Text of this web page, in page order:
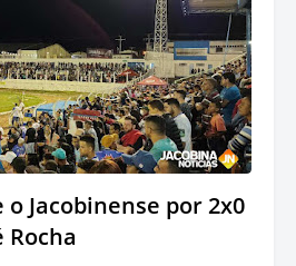
o Jacobinense por 2x0
Rocha